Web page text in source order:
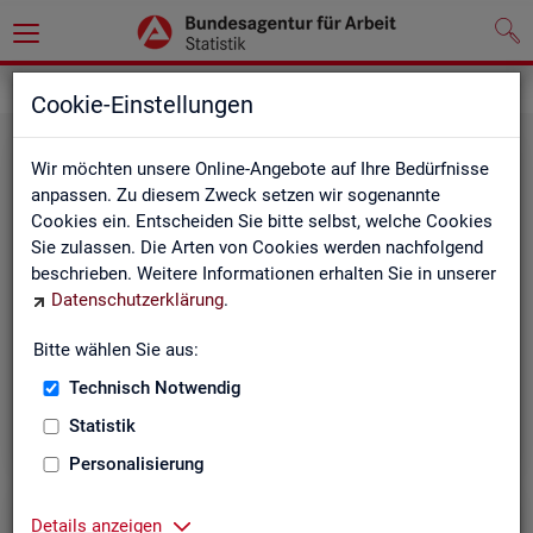
Cookie-Einstellungen
Wir möchten unsere Online-Angebote auf Ihre Bedürfnisse
anpassen. Zu diesem Zweck setzen wir sogenannte
Cookies ein. Entscheiden Sie bitte selbst, welche Cookies
Sie zulassen. Die Arten von Cookies werden nachfolgend
beschrieben. Weitere Informationen erhalten Sie in unserer
Datenschutzerklärung.
Bitte wählen Sie aus:
Technisch Notwendig
Statistik
Personalisierung
Details anzeigen
Me­tho­di­sche Hin­wei­se
Hintergrundinformationen und methodische Hinweise
zu den Fachstatistiken und weiteren Themen, z. B. zur